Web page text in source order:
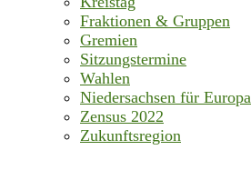
Fraktionen & Gruppen
Gremien
Sitzungstermine
Wahlen
Niedersachsen für Europa
Zensus 2022
Zukunftsregion